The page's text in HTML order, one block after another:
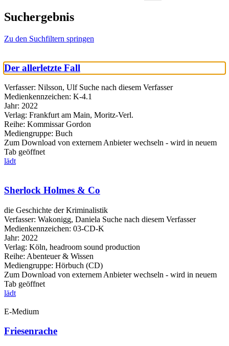
Suchergebnis
Zu den Suchfiltern springen
Der allerletzte Fall
Verfasser: Nilsson, Ulf Suche nach diesem Verfasser
Medienkennzeichen: K-4.1
Jahr: 2022
Verlag: Frankfurt am Main, Moritz-Verl.
Reihe: Kommissar Gordon
Mediengruppe: Buch
Zum Download von externem Anbieter wechseln - wird in neuem
Tab geöffnet
lädt
Sherlock Holmes & Co
die Geschichte der Kriminalistik
Verfasser: Wakonigg, Daniela Suche nach diesem Verfasser
Medienkennzeichen: 03-CD-K
Jahr: 2022
Verlag: Köln, headroom sound production
Reihe: Abenteuer & Wissen
Mediengruppe: Hörbuch (CD)
Zum Download von externem Anbieter wechseln - wird in neuem
Tab geöffnet
lädt
E-Medium
Friesenrache